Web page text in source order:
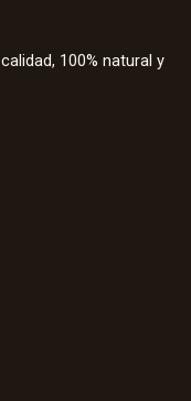
100% natural y